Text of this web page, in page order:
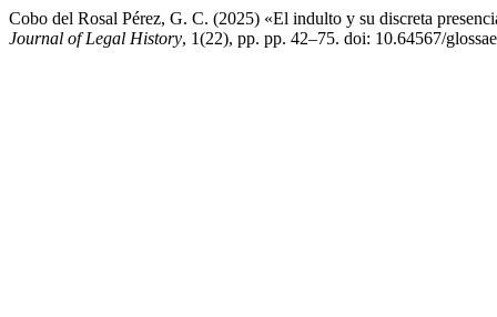
Cobo del Rosal Pérez, G. C. (2025) «El indulto y su discreta
Journal of Legal History, 1(22), pp. pp. 42–75. doi: 10.64567/